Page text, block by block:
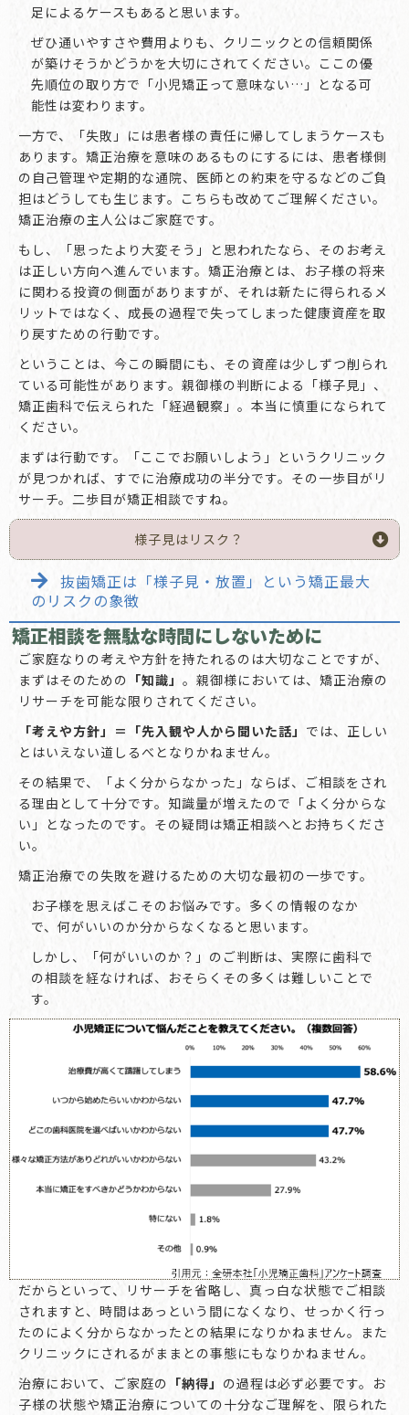
足によるケースもあると思います。
ぜひ通いやすさや費用よりも、クリニックとの信頼関係
が築けそうかどうかを大切にされてください。ここの優
先順位の取り方で「小児矯正って意味ない…」となる可
能性は変わります。
一方で、「失敗」には患者様の責任に帰してしまうケースも
あります。矯正治療を意味のあるものにするには、患者様側
の自己管理や定期的な通院、医師との約束を守るなどのご負
担はどうしても生じます。こちらも改めてご理解ください。
矯正治療の主人公はご家庭です。
もし、「思ったより大変そう」と思われたなら、そのお考え
は正しい方向へ進んでいます。矯正治療とは、お子様の将来
に関わる投資の側面がありますが、それは新たに得られるメ
リットではなく、成長の過程で失ってしまった健康資産を取
り戻すための行動です。
ということは、今この瞬間にも、その資産は少しずつ削られ
ている可能性があります。親御様の判断による「様子見」、
矯正歯科で伝えられた「経過観察」。本当に慎重になられて
ください。
まずは行動です。「ここでお願いしよう」というクリニック
が見つかれば、すでに治療成功の半分です。その一歩目がリ
サーチ。二歩目が矯正相談ですね。
様子見はリスク？
抜歯矯正は「様子見・放置」という矯正最大
のリスクの象徴
矯正相談を無駄な時間にしないために
ご家庭なりの考えや方針を持たれるのは大切なことですが、
まずはそのための 「知識」 。親御様においては、矯正治療の
リサーチを可能な限りされてください。
「考えや方針」＝「先入観や人から聞いた話」 では、正しい
とはいえない道しるべとなりかねません。
その結果で、「よく分からなかった」ならば、ご相談をされ
る理由として十分です。知識量が増えたので「よく分からな
い」となったのです。その疑問は矯正相談へとお持ちくださ
い。
矯正治療での失敗を避けるための大切な最初の一歩です。
お子様を思えばこそのお悩みです。多くの情報のなか
で、何がいいのか分からなくなると思います。
しかし、「何がいいのか？」のご判断は、実際に歯科で
の相談を経なければ、おそらくその多くは難しいことで
す。
だからといって、リサーチを省略し、真っ白な状態でご相談
されますと、時間はあっという間になくなり、せっかく行っ
たのによく分からなかったとの結果になりかねません。また
クリニックにされるがままとの事態にもなりかねません。
治療において、ご家庭の 「納得」 の過程は必ず必要です。お
子様の状態や矯正治療についての十分なご理解を、限られた